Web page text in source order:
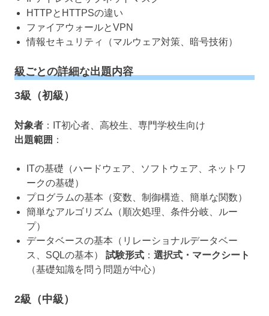
HTTPとHTTPSの違い
ファイアウォールとVPN
情報セキュリティ（マルウェア対策、暗号技術）
級ごとの詳細な出題内容
3級（初級）
対象者 ：IT初心者、高校生、専門学校生向け
出題範囲 ：
ITの基礎（ハードウェア、ソフトウェア、ネットワ
ークの基礎）
プログラムの基本（変数、制御構造、簡単な関数）
簡単なアルゴリズム（順次処理、条件分岐、ルー
プ）
データベースの基本（リレーショナルデータベー
ス、SQLの基本） 試験形式 ： 選択式・マークシート
（基礎知識を問う問題が中心）
2級（中級）